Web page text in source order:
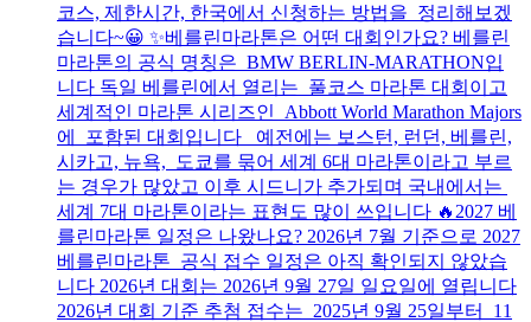
코스, 제한시간, 한국에서 신청하는 방법을 정리해보겠
습니다~😀 ✨베를린마라톤은 어떤 대회인가요? 베를린
마라톤의 공식 명칭은 BMW BERLIN-MARATHON입
니다 독일 베를린에서 열리는 풀코스 마라톤 대회이고
세계적인 마라톤 시리즈인 Abbott World Marathon Majors
에 포함된 대회입니다 예전에는 보스턴, 런던, 베를린,
시카고, 뉴욕, 도쿄를 묶어 세계 6대 마라톤이라고 부르
는 경우가 많았고 이후 시드니가 추가되며 국내에서는
세계 7대 마라톤이라는 표현도 많이 쓰입니다 🔥2027 베
를린마라톤 일정은 나왔나요? 2026년 7월 기준으로 2027
베를린마라톤 공식 접수 일정은 아직 확인되지 않았습
니다 2026년 대회는 2026년 9월 27일 일요일에 열립니다
2026년 대회 기준 추첨 접수는 2025년 9월 25일부터 11